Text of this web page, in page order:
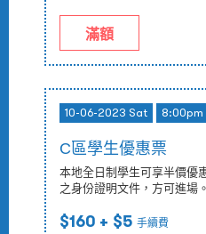
滿額
10-06-2023 Sat 8:00pm
C區學生優惠票
本地全日制學生可享半價優
之身份證明文件，方可進場。
$160 + $5 手續費